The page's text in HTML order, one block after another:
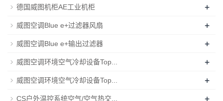
德国威图机柜AE工业机柜 +
威图空调Blue e+过滤器风扇 +
威图空调Blue e+输出过滤器 +
威图空调环境空气冷却设备Top... +
威图空调环境空气冷却设备Top... +
CS户外温控系统空气/空气热交... +